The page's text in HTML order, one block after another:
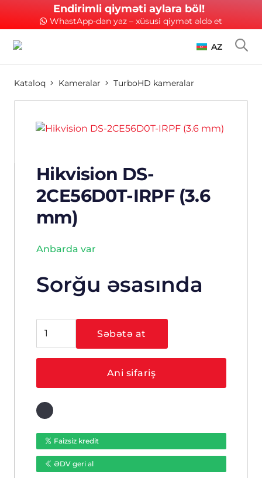
Endirimli qiyməti aylara böl!
WhastApp-dan yaz – xüsusi qiymət əldə et
AZ
Kataloq Kameralar TurboHD kameralar
Hikvision DS-
2CE56D0T-IRPF (3.6
mm)
Anbarda var
Sorğu əsasında
DS-
ədəd
Səbətə at
Ani sifariş
Faizsiz kredit
ƏDV geri al